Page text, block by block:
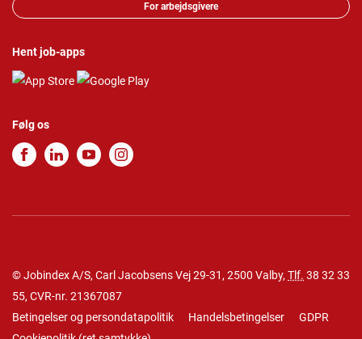
For arbejdsgivere
Hent job-apps
Følg os
© Jobindex A/S, Carl Jacobsens Vej 29-31, 2500 Valby, Tlf. 38 32 33
55, CVR-nr. 21367087
Betingelser og persondatapolitik
Handelsbetingelser
GDPR